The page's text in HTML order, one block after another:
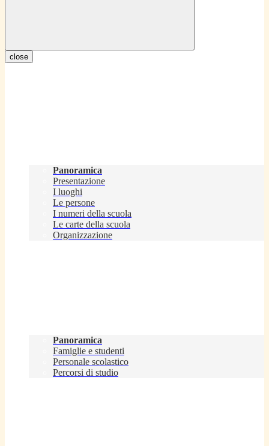
close
Panoramica
Presentazione
I luoghi
Le persone
I numeri della scuola
Le carte della scuola
Organizzazione
Panoramica
Famiglie e studenti
Personale scolastico
Percorsi di studio